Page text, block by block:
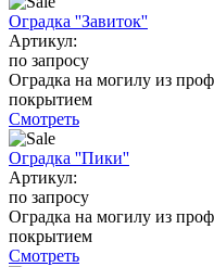
Оградка ''Завиток''
Артикул:
по запросу
Оградка на могилу из
покрытием
Смотреть
Оградка ''Пики''
Артикул:
по запросу
Оградка на могилу из
покрытием
Смотреть